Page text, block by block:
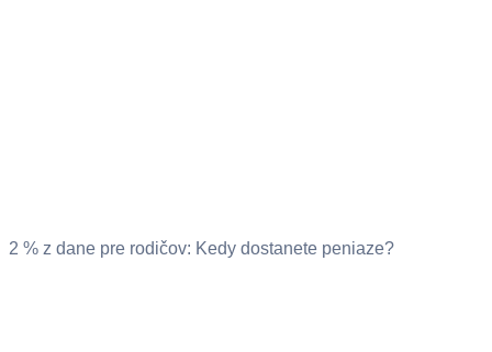
2 % z dane pre rodičov: Kedy dostanete peniaze?